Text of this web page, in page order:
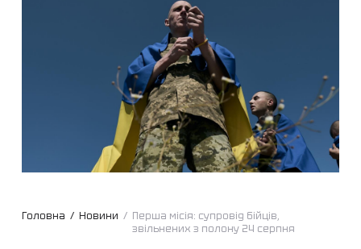
Головна /Новини / Перша місія: супровід бійців,
звільнених з полону 24 серпня